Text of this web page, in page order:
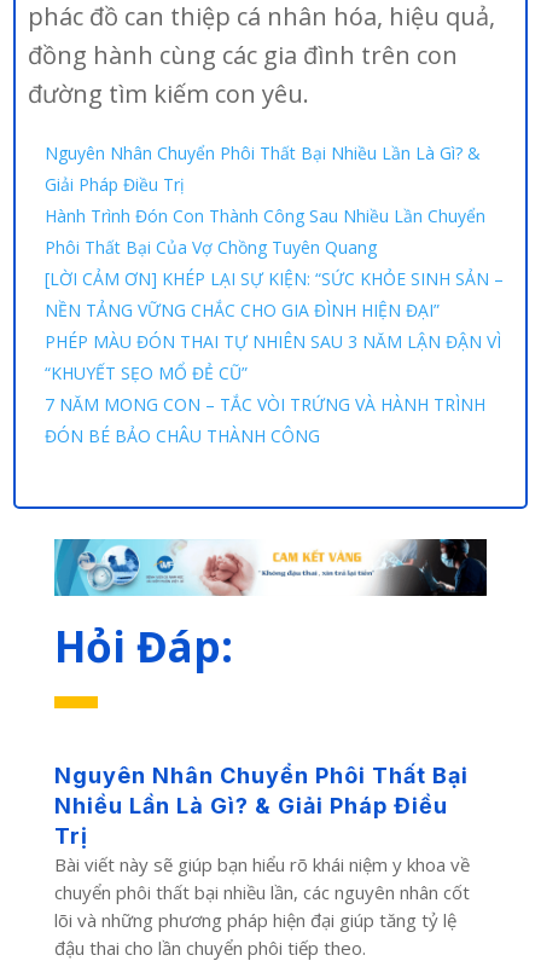
phác đồ can thiệp cá nhân hóa, hiệu quả,
đồng hành cùng các gia đình trên con
đường tìm kiếm con yêu.
Nguyên Nhân Chuyển Phôi Thất Bại Nhiều Lần Là Gì? &
Giải Pháp Điều Trị
Hành Trình Đón Con Thành Công Sau Nhiều Lần Chuyển
Phôi Thất Bại Của Vợ Chồng Tuyên Quang
[LỜI CẢM ƠN] KHÉP LẠI SỰ KIỆN: “SỨC KHỎE SINH SẢN –
NỀN TẢNG VỮNG CHẮC CHO GIA ĐÌNH HIỆN ĐẠI”
PHÉP MÀU ĐÓN THAI TỰ NHIÊN SAU 3 NĂM LẬN ĐẬN VÌ
“KHUYẾT SẸO MỔ ĐẺ CŨ”
7 NĂM MONG CON – TẮC VÒI TRỨNG VÀ HÀNH TRÌNH
ĐÓN BÉ BẢO CHÂU THÀNH CÔNG
Hỏi Đáp:
Nguyên Nhân Chuyển Phôi Thất Bại
Nhiều Lần Là Gì? & Giải Pháp Điều
Trị
Bài viết này sẽ giúp bạn hiểu rõ khái niệm y khoa về
chuyển phôi thất bại nhiều lần, các nguyên nhân cốt
lõi và những phương pháp hiện đại giúp tăng tỷ lệ
đậu thai cho lần chuyển phôi tiếp theo.